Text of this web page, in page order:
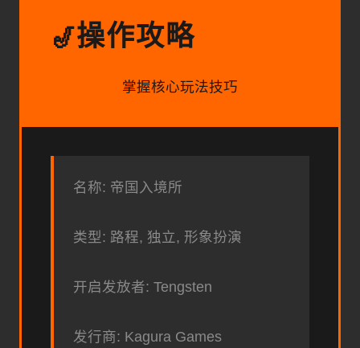
🎷操作攻略
掌握核心玩法技巧
名称: 帝国入境所
类型: 路程, 独立, 形象扮演
开启发放者: Tengsten
发行商: Kagura Games